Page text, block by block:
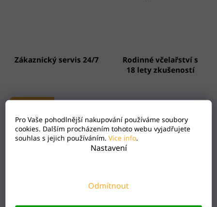
Pro Vaše pohodlnější nakupování používáme soubory
cookies. Dalším procházením tohoto webu vyjadřujete
souhlas s jejich používáním. Více info.
Nastavení
Odmítnout
Zákaznický servis 24/7
Rodinné včelařství s
18 lety zkušeností
Šťavnatá broskev s kořenitým badyánem a voňavými
bylinkami meduňkou a lípou.
Příprava: Jeden sáček zalijeme 1/4 litrem právě vroucí